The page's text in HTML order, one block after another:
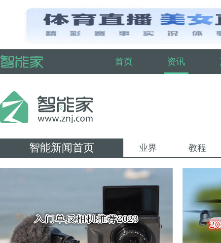
首页 资讯
智能新闻首页 业界 教程